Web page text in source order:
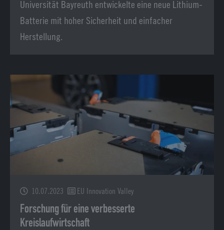
Universität Bayreuth entwickelte eine neue Lithium-
Batterie mit hoher Sicherheit und einfacher
Herstellung.
10.07.2023 EU Innovation Valley
Forschung für eine verbesserte
Kreislaufwirtschaft